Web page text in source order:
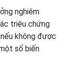
nghiêm
triệu chứng
không được
số biến